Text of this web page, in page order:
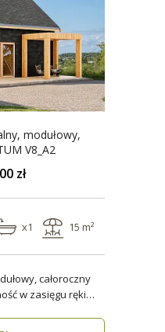
modułowy,
V8_A2
zł
x1 15 m²
całoroczny
w zasięgu ręki